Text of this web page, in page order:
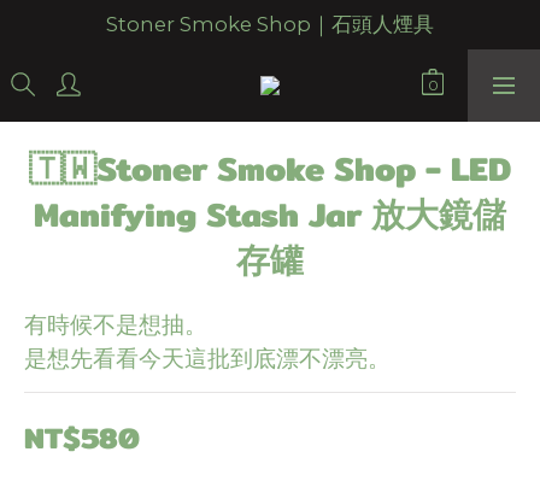
Stoner Smoke Shop｜石頭人煙具
🇹🇼Stoner Smoke Shop - LED
Manifying Stash Jar 放大鏡儲
存罐
有時候不是想抽。
是想先看看今天這批到底漂不漂亮。
NT$580